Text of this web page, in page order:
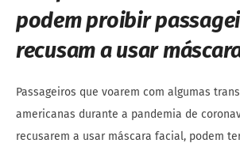
podem proibir
recusam a usar
Passageiros que voarem com algumas
americanas durante a pandemia de
recusarem a usar máscara facial, podem